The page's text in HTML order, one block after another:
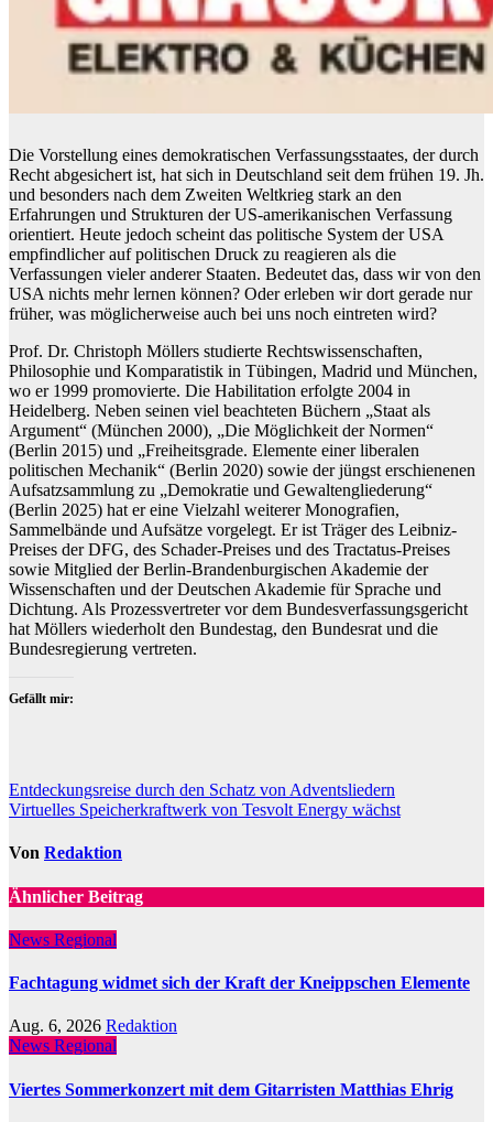
Die Vorstellung eines demokratischen Verfassungsstaates, der durch
Recht abgesichert ist, hat sich in Deutschland seit dem frühen 19. Jh.
und besonders nach dem Zweiten Weltkrieg stark an den
Erfahrungen und Strukturen der US-amerikanischen Verfassung
orientiert. Heute jedoch scheint das politische System der USA
empfindlicher auf politischen Druck zu reagieren als die
Verfassungen vieler anderer Staaten. Bedeutet das, dass wir von den
USA nichts mehr lernen können? Oder erleben wir dort gerade nur
früher, was möglicherweise auch bei uns noch eintreten wird?
Prof. Dr. Christoph Möllers studierte Rechtswissenschaften,
Philosophie und Komparatistik in Tübingen, Madrid und München,
wo er 1999 promovierte. Die Habilitation erfolgte 2004 in
Heidelberg. Neben seinen viel beachteten Büchern „Staat als
Argument“ (München 2000), „Die Möglichkeit der Normen“
(Berlin 2015) und „Freiheitsgrade. Elemente einer liberalen
politischen Mechanik“ (Berlin 2020) sowie der jüngst erschienenen
Aufsatzsammlung zu „Demokratie und Gewaltengliederung“
(Berlin 2025) hat er eine Vielzahl weiterer Monografien,
Sammelbände und Aufsätze vorgelegt. Er ist Träger des Leibniz-
Preises der DFG, des Schader-Preises und des Tractatus-Preises
sowie Mitglied der Berlin-Brandenburgischen Akademie der
Wissenschaften und der Deutschen Akademie für Sprache und
Dichtung. Als Prozessvertreter vor dem Bundesverfassungsgericht
hat Möllers wiederholt den Bundestag, den Bundesrat und die
Bundesregierung vertreten.
Gefällt mir:
Beitragsnavigation
Entdeckungsreise durch den Schatz von Adventsliedern
Virtuelles Speicherkraftwerk von Tesvolt Energy wächst
Von Redaktion
Ähnlicher Beitrag
News Regional
Fachtagung widmet sich der Kraft der Kneippschen Elemente
Aug. 6, 2026 Redaktion
News Regional
Viertes Sommerkonzert mit dem Gitarristen Matthias Ehrig